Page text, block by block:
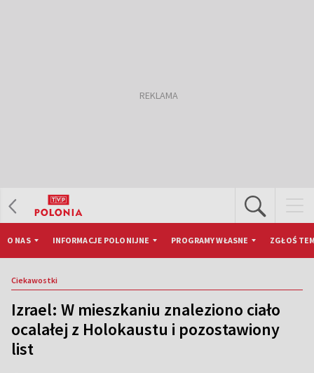
O NAS INFORMACJE POLONIJNE PROGRAMY WŁASNE ZGŁOŚ
Ciekawostki
Izrael: W mieszkaniu znaleziono ciało
ocalałej z Holokaustu i pozostawiony
list